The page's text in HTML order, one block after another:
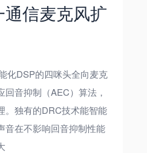
信麦克风扩
化DSP的四咪头全向麦克
回音抑制（AEC）算法，
。独有的DRC技术能智能
音在不影响回音抑制性能